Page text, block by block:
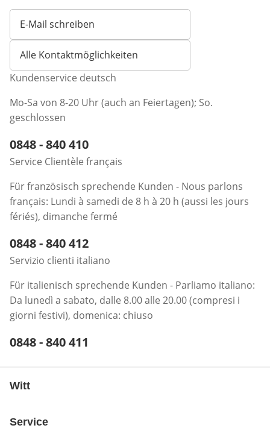
E-Mail schreiben
Öffnet E-Mail-Client
Alle Kontaktmöglichkeiten
Kundenservice deutsch
Mo-Sa von 8-20 Uhr (auch an Feiertagen); So.
geschlossen
Telefonnummer:
0848 - 840 410
Service Clientèle français
Für französisch sprechende Kunden - Nous parlons
français: Lundi à samedi de 8 h à 20 h (aussi les jours
fériés), dimanche fermé
Telefonnummer:
0848 - 840 412
Servizio clienti italiano
Für italienisch sprechende Kunden - Parliamo italiano:
Da lunedì a sabato, dalle 8.00 alle 20.00 (compresi i
giorni festivi), domenica: chiuso
Telefonnummer:
0848 - 840 411
Witt
Service